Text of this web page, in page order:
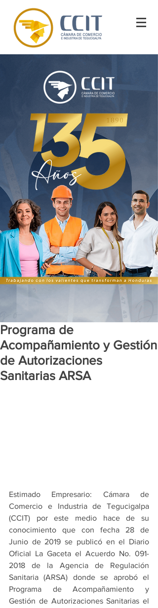
Programa de
Acompañamiento y Gestión
de Autorizaciones
Sanitarias ARSA
Estimado Empresario: Cámara de
Comercio e Industria de Tegucigalpa
(CCIT) por este medio hace de su
conocimiento que con fecha 28 de
Junio de 2019 se publicó en el Diario
Oficial La Gaceta el Acuerdo No. 091-
2018 de la Agencia de Regulación
Sanitaria (ARSA) donde se aprobó el
Programa de Acompañamiento y
Gestión de Autorizaciones Sanitarias el